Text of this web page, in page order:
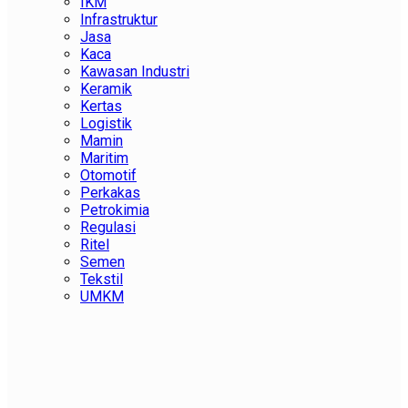
Infrastruktur
Jasa
Kaca
Kawasan Industri
Keramik
Kertas
Logistik
Mamin
Maritim
Otomotif
Perkakas
Petrokimia
Regulasi
Ritel
Semen
Tekstil
UMKM